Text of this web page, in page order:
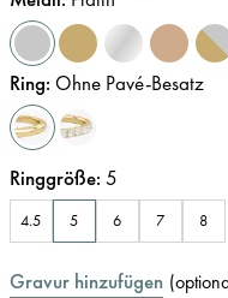
Ring: Ohne Pavé-Besatz
Ringgröße: 5
4.5 5 6 7 8
Gravur hinzufügen (